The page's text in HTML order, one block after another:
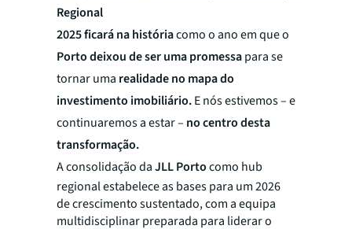
Regional
2025 ficará na históriacomo o ano em que o
Porto deixou de ser uma promessapara se
tornar uma realidade no mapa do
investimento imobiliário.E nós estivemos – e
continuaremos a estar – no centro desta
transformação.
A consolidação daJLL Portocomo hub
regional estabelece as bases para um 2026
de crescimento sustentado, com a equipa
multidisciplinar preparada para liderar o